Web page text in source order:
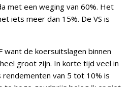
met een weging van 60%. Het
iets meer dan 15%. De VS is
want de koersuitslagen binnen
groot zijn. In korte tijd veel in
van 5 tot 10% is